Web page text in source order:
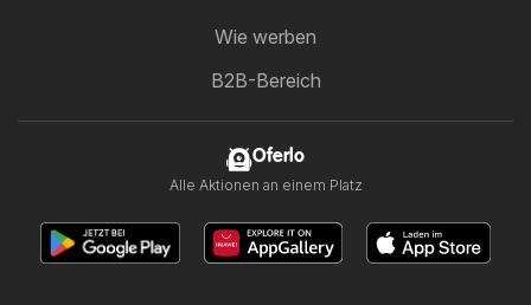
Wie werben
B2B-Bereich
Oferlo
Alle Aktionen an einem Platz